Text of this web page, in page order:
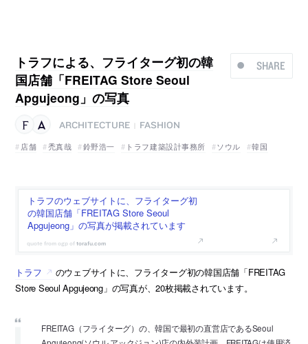
SHARE
トラフによる、フライターグ初の韓
国店舗「FREITAG Store Seoul
Apgujeong」の写真
ARCHITECTURE
FASHION
店舗
禿真哉 鈴野浩一 トラフ建築設計事務所 ソウル 韓国
トラフのウェブサイトに、フライターグ初
の韓国店舗「FREITAG Store Seoul
Apgujeong」の写真が掲載されています
torafu.com
トラフ
のウェブサイトに、フライターグ初の韓国店舗「FREITAG
Store Seoul Apgujeong」の写真が、20枚掲載されています。
FREITAG（フライターグ）の、韓国で最初の直営店であるSeoul